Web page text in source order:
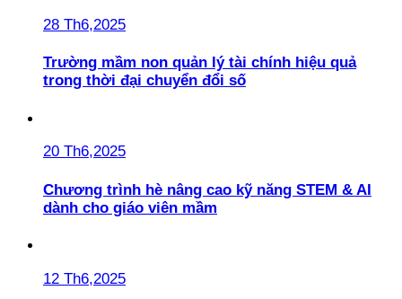
28 Th6,2025
Trường mầm non quản lý tài chính hiệu quả
trong thời đại chuyển đổi số
20 Th6,2025
Chương trình hè nâng cao kỹ năng STEM & AI
dành cho giáo viên mầm
12 Th6,2025